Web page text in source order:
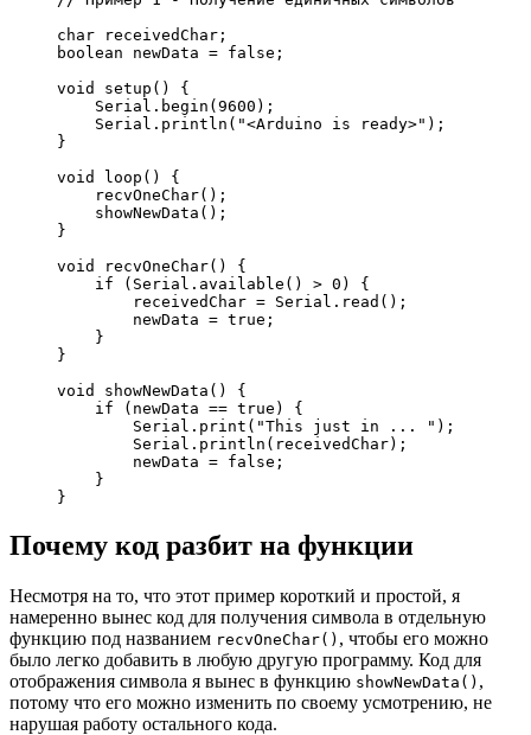
char receivedChar ;
boolean newData = false ;
void
setup ( )
{
    Serial.
begin ( 9600 ) ;
    Serial.
println ( "<Arduino is ready>" ) ;
}
void
loop ( )
{
    recvOneChar
( ) ;
    showNewData
( ) ;
}
void
recvOneChar( )
{
if
( Serial. available ( ) > 0 )
{
        receivedChar
= Serial. read ( ) ;
        newData
= true ;
}
}
void
showNewData ( )
{
if
( newData == true )
{
        Serial.
print ( "This just in ... " ) ;
        Serial.
println ( receivedChar) ;
        newData
= false ;
}
}
Почему код разбит на функции
Несмотря на то, что этот пример короткий и простой, я
намеренно вынес код для получения символа в отдельную
функцию под названием recvOneChar() , чтобы его можно
было легко добавить в любую другую программу. Код для
отображения символа я вынес в функцию showNewData() ,
потому что его можно изменить по своему усмотрению, не
нарушая работу остального кода.